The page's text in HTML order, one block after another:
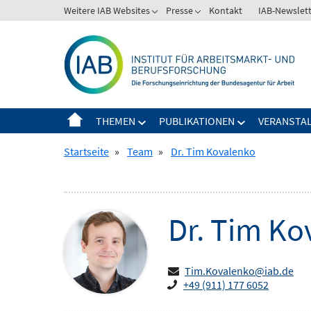
zum
Weitere IAB Websites
Zeige
Weitere
IAB
Websites
Presse
Zeige
Presse
Kontakt IAB-
THEMEN
Zeige
für
PUBLIKATIONEN
Zeige
für
Startseite » Team » Dr. Tim Kovalenko
Dr. Tim
Tim.Kovalenko@iab.de
+49 (911) 177 6052